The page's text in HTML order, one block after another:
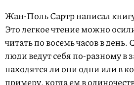
Жан-Поль Сартр написал
Это легкое чтение можно
читать по восемь часов в день.
люди ведут себя по-разному в
находятся ли они одни или в
примеру, когда ем в